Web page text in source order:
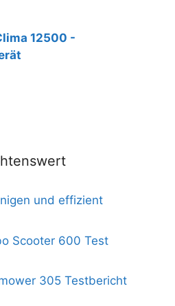
12500 -
und effizient
Scooter 600 Test
305 Testbericht